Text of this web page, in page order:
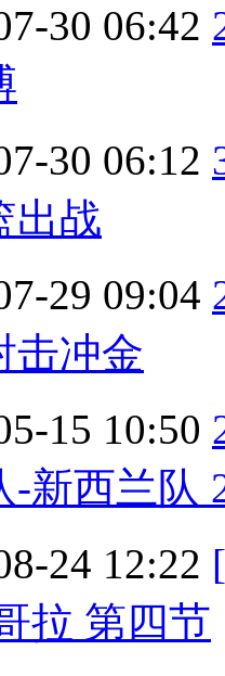
30 06:42
30 06:12
出战
29 09:04
击冲金
15 10:50
-新西兰队
24 12:22
拉 第四节